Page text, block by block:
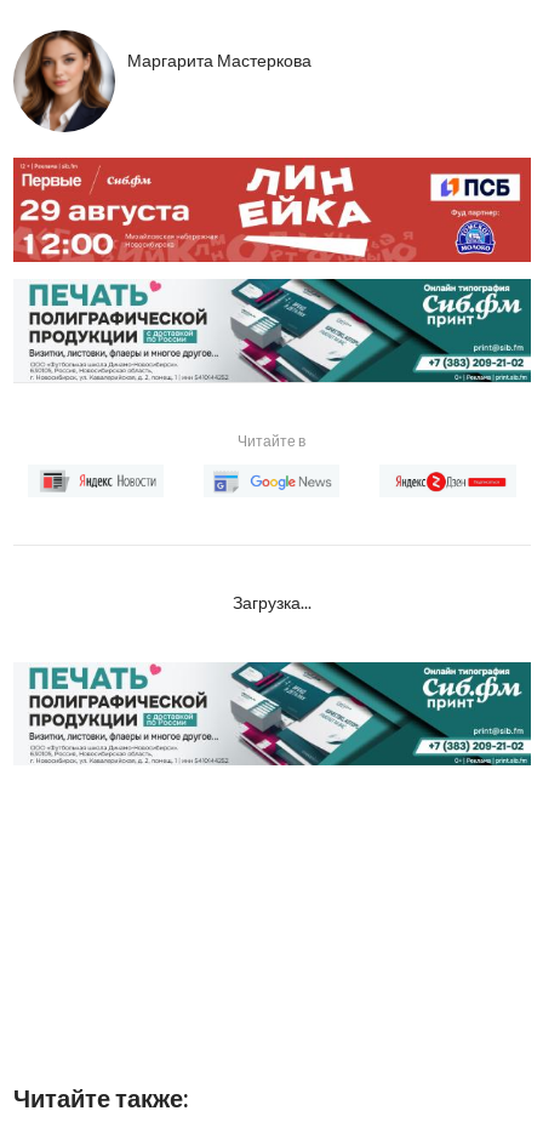
Маргарита Мастеркова
Читайте в
Загрузка...
Читайте также: